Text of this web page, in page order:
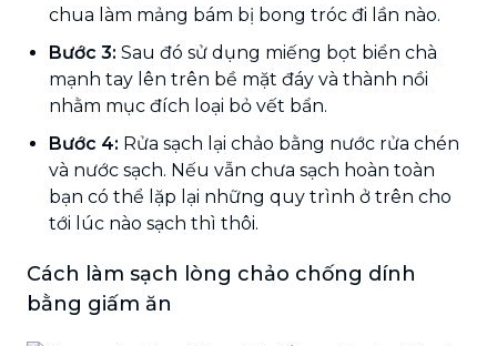
chua làm mảng bám bị bong tróc đi lần nào.
Bước 3: Sau đó sử dụng miếng bọt biển chà
mạnh tay lên trên bề mặt đáy và thành nồi
nhằm mục đích loại bỏ vết bẩn.
Bước 4: Rửa sạch lại chảo bằng nước rửa chén
và nước sạch. Nếu vẫn chưa sạch hoàn toàn
bạn có thể lặp lại những quy trình ở trên cho
tới lúc nào sạch thì thôi.
Cách làm sạch lòng chảo chống dính
bằng giấm ăn